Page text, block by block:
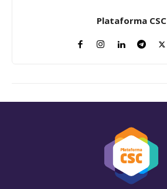
Plataforma CSC